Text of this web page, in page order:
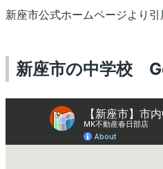
新座市公式ホームページより引
新座市の中学校